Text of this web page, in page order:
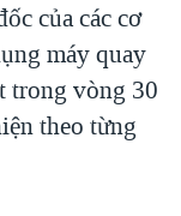
của các cơ
máy quay
trong vòng 30
theo từng